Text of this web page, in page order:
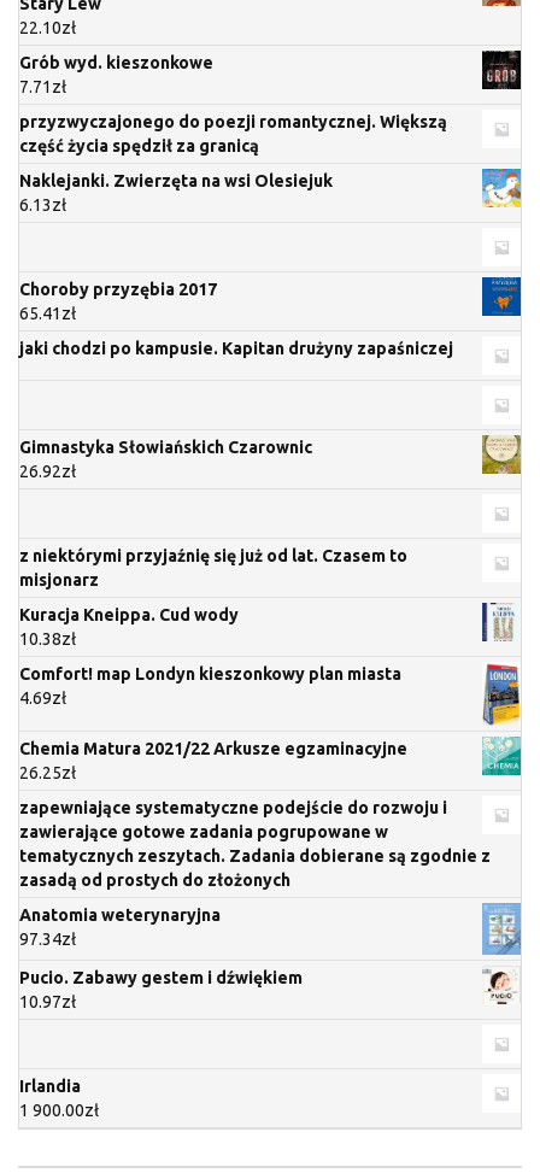
22.10zł
Grób wyd. kieszonkowe
7.71 zł
przyzwyczajonego do poezji romantycznej. Większą
część życia spędził za granicą
Naklejanki. Zwierzęta na wsi Olesiejuk
6.13zł
Choroby przyzębia 2017
65.41 zł
jaki chodzi po kampusie. Kapitan drużyny zapaśniczej
Gimnastyka Słowiańskich Czarownic
26.92zł
z niektórymi przyjaźnię się już od lat. Czasem to
misjonarz
Kuracja Kneippa. Cud wody
10.38zł
Comfort! map Londyn kieszonkowy plan miasta
4.69zł
Chemia Matura 2021/22 Arkusze egzaminacyjne
26.25zł
zapewniające systematyczne podejście do rozwoju i
zawierające gotowe zadania pogrupowane w
tematycznych zeszytach. Zadania dobierane są zgodnie z
zasadą od prostych do złożonych
Anatomia weterynaryjna
97.34zł
Pucio. Zabawy gestem i dźwiękiem
10.97zł
Irlandia
1 900.00zł